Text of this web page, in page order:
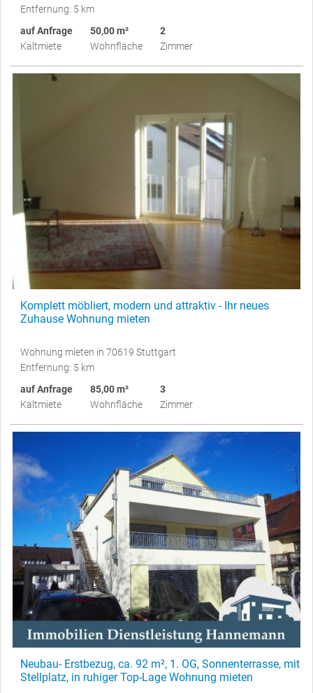
Entfernung: 5 km
auf Anfrage
Kaltmiete
50,00 m²
Wohnfläche
2
Zimmer
Komplett möbliert, modern und attraktiv - Ihr neues
Zuhause Wohnung mieten
Wohnung mieten in 70619 Stuttgart
Entfernung: 5 km
auf Anfrage
Kaltmiete
85,00 m²
Wohnfläche
3
Zimmer
Neubau- Erstbezug, ca. 92 m², 1. OG, Sonnenterrasse, mit
Stellplatz, in ruhiger Top-Lage Wohnung mieten